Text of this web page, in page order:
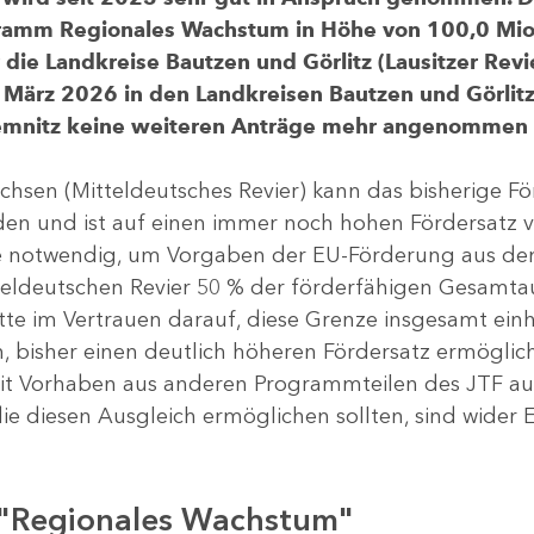
Regionales Wachstum in Höhe von 100,0
Landkreise Bautzen und Görlitz (Lausitzer
2026 in den Landkreisen Bautzen und
keine weiteren Anträge mehr
(Mitteldeutsches Revier) kann das bisherige
und ist auf einen immer noch hohen Fördersatz
um Vorgaben der EU-Förderung aus
Revier 50 % der förderfähigen
im Vertrauen darauf, diese Grenze insgesamt
bisher einen deutlich höheren Fördersatz
Vorhaben aus anderen Programmteilen des JTF
diesen Ausgleich ermöglichen sollten, sind wider
Wachstum"